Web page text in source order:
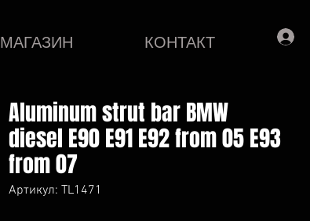
МАГАЗИН КОНТАКТ
Aluminum strut bar BMW
diesel E90 E91 E92 from 05 E93
from 07
Артикул: TL1471